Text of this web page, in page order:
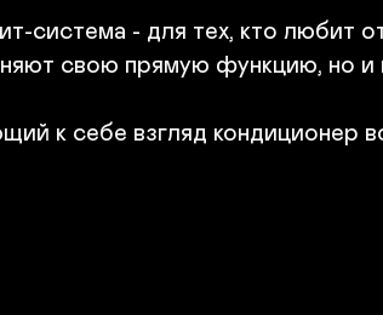
•
•
- для тех, кто любит
свою прямую функцию, но
к себе взгляд кондиционер